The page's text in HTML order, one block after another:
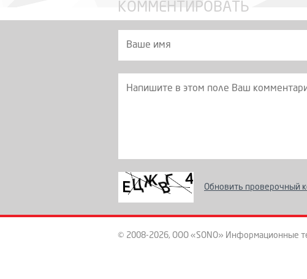
КОММЕНТИРОВАТЬ
Обновить проверочный
© 2008-2026, ООО «SONO» Информационные